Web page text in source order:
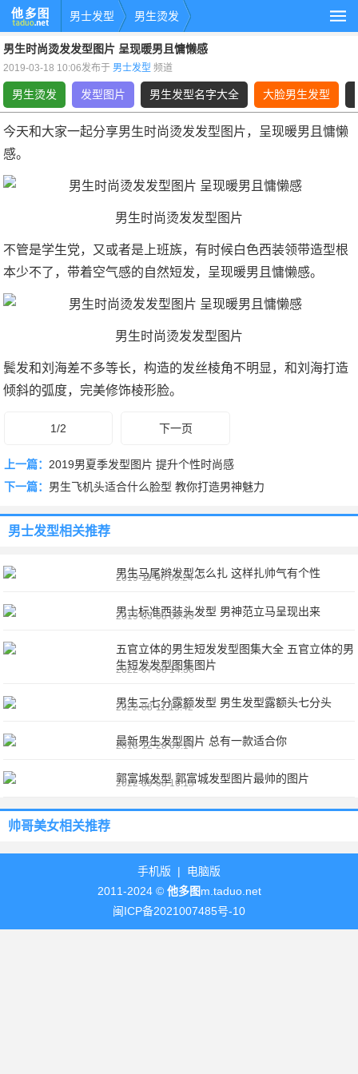
男士发型 男生烫发
男生时尚烫发发型图片 呈现暖男且慵懒感
2019-03-18 10:06发布于男士发型 频道
男生烫发 发型图片 男生发型名字大全 大脸男生发型
今天和大家一起分享男生时尚烫发发型图片，呈现暖男且慵懒
感。
男生时尚烫发发型图片
不管是学生党，又或者是上班族，有时候白色西装领带造型根
本少不了，带着空气感的自然短发，呈现暖男且慵懒感。
男生时尚烫发发型图片
鬓发和刘海差不多等长，构造的发丝棱角不明显，和刘海打造
倾斜的弧度，完美修饰棱形脸。
1/2 下一页
上一篇： 2019男夏季发型图片 提升个性时尚感
下一篇： 男生飞机头适合什么脸型 教你打造男神魅力
男士发型相关推荐
男生马尾辫发型怎么扎 这样扎帅气有个性
2019-11-30 09:24
男士标准西装头发型 男神范立马呈现出来
2019-03-08 09:40
五官立体的男生短发发型图集大全 五官立体的男
生短发发型图集图片
2022-07-08 14:36
男生三七分露额发型 男生发型露额头七分头
2022-08-11 15:42
最新男生发型图片 总有一款适合你
2018-12-28 09:14
郭富城发型 郭富城发型图片最帅的图片
2022-09-08 16:13
帅哥美女相关推荐
手机版 | 电脑版
2011-2024 © 他多图m.taduo.net
闽ICP备2021007485号-10